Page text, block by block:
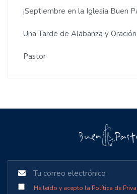
¡Septiembre en la Iglesia Buen
Una Tarde de Alabanza y
Pastor
He leído y acepto la Política de